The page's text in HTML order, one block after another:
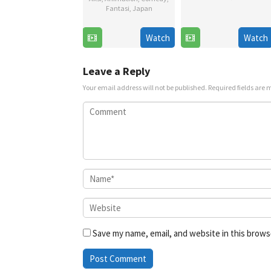
Fantasi Japan
Watch
Dec
Watch
Leave a Reply
Your email address will not be published. Required fields are
Save my name, email, and website in this